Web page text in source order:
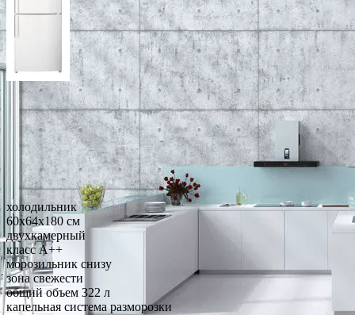
холодильник
60x64x180 см
двухкамерный
класс A++
морозильник снизу
зона свежести
общий объем 322 л
капельная система разморозки